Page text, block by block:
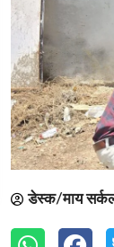
डेस्क/माय